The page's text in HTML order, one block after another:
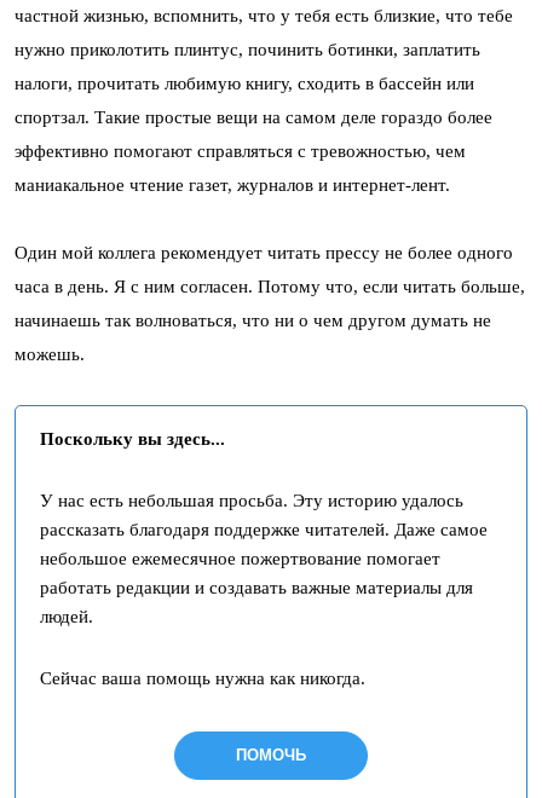
частной жизнью, вспомнить, что у тебя есть близкие, что тебе
нужно приколотить плинтус, починить ботинки, заплатить
налоги, прочитать любимую книгу, сходить в бассейн или
спортзал. Такие простые вещи на самом деле гораздо более
эффективно помогают справляться с тревожностью, чем
маниакальное чтение газет, журналов и интернет-лент.
Один мой коллега рекомендует читать прессу не более одного
часа в день. Я с ним согласен. Потому что, если читать больше,
начинаешь так волноваться, что ни о чем другом думать не
можешь.
Поскольку вы здесь...
У нас есть небольшая просьба. Эту историю удалось
рассказать благодаря поддержке читателей. Даже самое
небольшое ежемесячное пожертвование помогает
работать редакции и создавать важные материалы для
людей.
Сейчас ваша помощь нужна как никогда.
ПОМОЧЬ